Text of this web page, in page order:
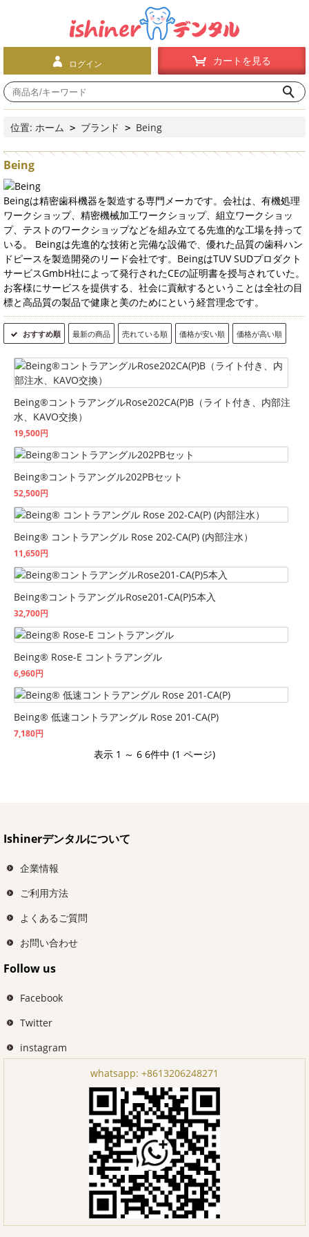
ログイン カートを見る
位置: ホーム > ブランド > Being
Being
Beingは精密歯科機器を製造する専門メーカです。会社は、有機処理
ワークショップ、精密機械加工ワークショップ、組立ワークショッ
プ、テストのワークショップなどを組み立てる先進的な工場を持って
いる。 Beingは先進的な技術と完備な設備で、優れた品質の歯科ハン
ドピースを製造開発のリード会社です。BeingはTUV SUDプロダクト
サービスGmbH社によって発行されたCEの証明書を授与されていた。
お客様にサービスを提供する、社会に貢献するということは全社の目
標と高品質の製品で健康と美のためにという経営理念です。
おすすめ順 最新の商品 売れている順 価格が安い順 価格が高い順
Being®コントラアングルRose202CA(P)B（ライト付き、内部注
水、KAVO交換）
19,500円
Being®コントラアングル202PBセット
52,500円
Being® コントラアングル Rose 202-CA(P) (内部注水）
11,650円
Being®コントラアングルRose201-CA(P)5本入
32,700円
Being® Rose-E コントラアングル
6,960円
Being® 低速コントラアングル Rose 201-CA(P)
7,180円
表示 1 ～ 6 6件中 (1 ページ)
Ishinerデンタルについて
企業情報
ご利用方法
よくあるご質問
お問い合わせ
Follow us
Facebook
Twitter
instagram
whatsapp: +8613206248271